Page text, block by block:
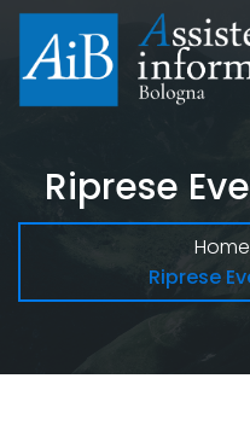
Riprese
Home
Riprese